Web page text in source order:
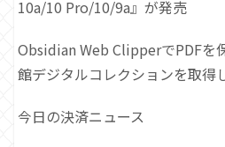
10a/10 Pro/10/9a』が発売
Obsidian Web ClipperでPDFを
館デジタルコレクションを取得
今日の決済ニュース